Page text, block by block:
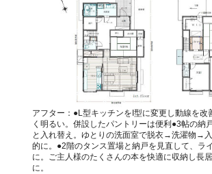
アフター：●L型キッチンをI型に変更し動線を改
く明るい。併設したパントリーは便利●3帖の納
と入れ替え。ゆとりの洗面室で脱衣→洗濯物→
的に。●2階のタンス置場と納戸を見直して、ラ
に。ご主人様のたくさんの本を快適に収納し長
に。